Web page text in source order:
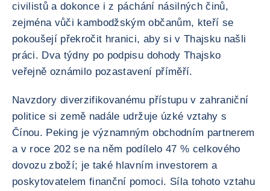
civilistů a dokonce i z páchání násilných činů,
zejména vůči kambodžským občanům, kteří se
pokoušejí překročit hranici, aby si v Thajsku našli
práci. Dva týdny po podpisu dohody Thajsko
veřejně oznámilo pozastavení příměří.
Navzdory diverzifikovanému přístupu v zahraniční
politice si země nadále udržuje úzké vztahy s
Čínou. Peking je významným obchodním partnerem
a v roce 202 se na něm podílelo 47 % celkového
dovozu zboží; je také hlavním investorem a
poskytovatelem finanční pomoci. Síla tohoto vztahu